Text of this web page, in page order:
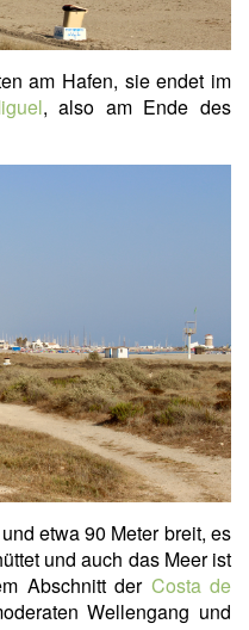
am Hafen, sie endet im
, also am Ende des
etwa 90 Meter breit, es
und auch das Meer ist
Abschnitt der Costa de
Wellengang und